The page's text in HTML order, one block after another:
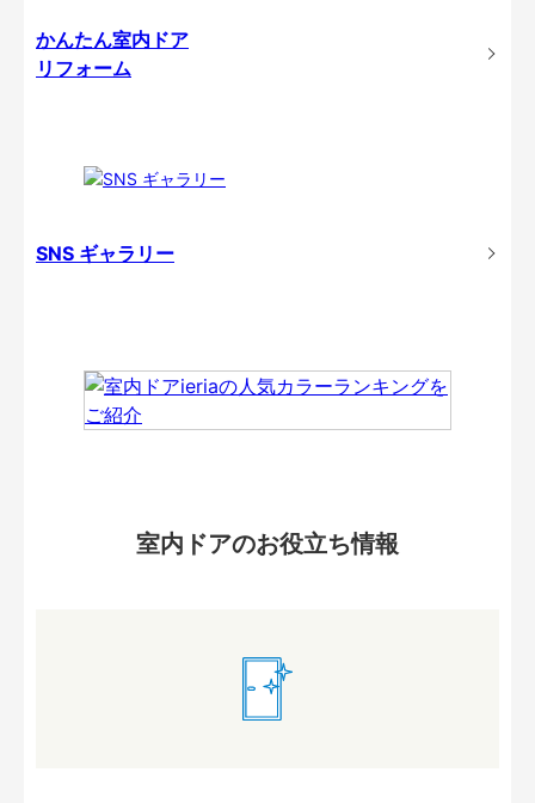
かんたん室内ドア
リフォーム
SNS ギャラリー
室内ドアのお役立ち情報